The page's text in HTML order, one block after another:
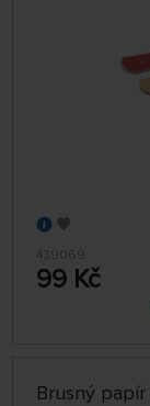
439069
99 Kč
Brusný papír